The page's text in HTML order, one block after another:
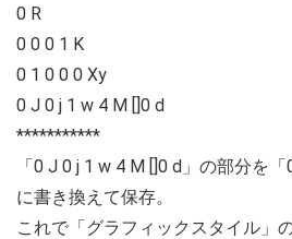
0 R
0 0 0 1 K
0 1 0 0 0 Xy
0 J 0 j 1 w 4 M []0 d
***********
「0 J 0 j 1 w 4 M []0 d」の部分を「
に書き換えて保存。
これで「グラフィックスタイル」